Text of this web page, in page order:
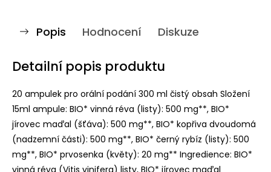
Popis Hodnocení Diskuze
Detailní popis produktu
20 ampulek pro orální podání 300 ml čistý obsah Složení
15ml ampule: BIO* vinná réva (listy): 500 mg**, BIO*
jírovec maďal (šťáva): 500 mg**, BIO* kopřiva dvoudomá
(nadzemní části): 500 mg**, BIO* černý rybíz (listy): 500
mg**, BIO* prvosenka (květy): 20 mg** Ingredience: BIO*
vinná réva (Vitis vinifera) listy, BIO* jírovec maďal